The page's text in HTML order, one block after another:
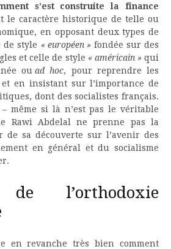
s’est construite la finance
le caractère historique de telle ou
en opposant deux types de
de style « européen »fondée sur des
et celle de style « américain »qui
ou ad hoc, pour reprendre les
en insistant sur l’importance de
dont des socialistes français.
même si là n’est pas le véritable
Rawi Abdelal ne prenne pas la
de sa découverte sur l’avenir des
en général et du socialisme
de l’orthodoxie
en revanche très bien comment